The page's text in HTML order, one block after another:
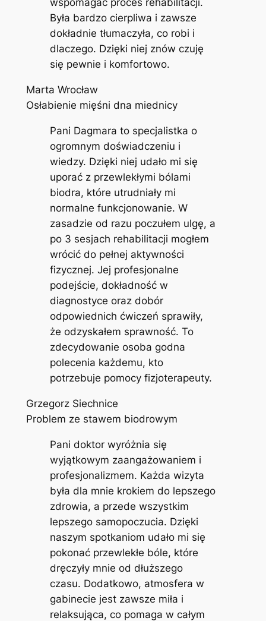
wspomagać proces rehabilitacji.
Była bardzo cierpliwa i zawsze
dokładnie tłumaczyła, co robi i
dlaczego. Dzięki niej znów czuję
się pewnie i komfortowo.
Marta Wrocław
Osłabienie mięśni dna miednicy
Pani Dagmara to specjalistka o
ogromnym doświadczeniu i
wiedzy. Dzięki niej udało mi się
uporać z przewlekłymi bólami
biodra, które utrudniały mi
normalne funkcjonowanie. W
zasadzie od razu poczułem ulgę, a
po 3 sesjach rehabilitacji mogłem
wrócić do pełnej aktywności
fizycznej. Jej profesjonalne
podejście, dokładność w
diagnostyce oraz dobór
odpowiednich ćwiczeń sprawiły,
że odzyskałem sprawność. To
zdecydowanie osoba godna
polecenia każdemu, kto
potrzebuje pomocy fizjoterapeuty.
Grzegorz Siechnice
Problem ze stawem biodrowym
Pani doktor wyróżnia się
wyjątkowym zaangażowaniem i
profesjonalizmem. Każda wizyta
była dla mnie krokiem do lepszego
zdrowia, a przede wszystkim
lepszego samopoczucia. Dzięki
naszym spotkaniom udało mi się
pokonać przewlekłe bóle, które
dręczyły mnie od dłuższego
czasu. Dodatkowo, atmosfera w
gabinecie jest zawsze miła i
relaksująca, co pomaga w całym